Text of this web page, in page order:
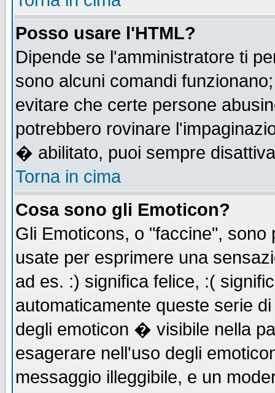
Posso usare l'HTML?
Dipende se l'amministratore ti
sono alcuni comandi
evitare che certe persone
potrebbero rovinare
� abilitato, puoi sempre
Torna in cima
Cosa sono gli Emoticon?
Gli Emoticons, o "faccine",
usate per esprimere una
ad es. :) significa felice, :(
automaticamente queste serie
degli emoticon � visibile nella
esagerare nell'uso degli
messaggio illeggibile, e un